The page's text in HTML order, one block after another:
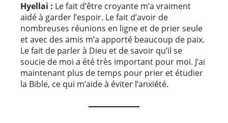
Hyellai : Le fait d’être croyante m’a vraiment
aidé à garder l’espoir. Le fait d’avoir de
nombreuses réunions en ligne et de prier seule
et avec des amis m’a apporté beaucoup de paix.
Le fait de parler à Dieu et de savoir qu’il se
soucie de moi a été très important pour moi. J’ai
maintenant plus de temps pour prier et étudier
la Bible, ce qui m’aide à éviter l’anxiété.